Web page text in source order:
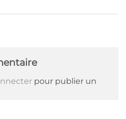
pour publier un